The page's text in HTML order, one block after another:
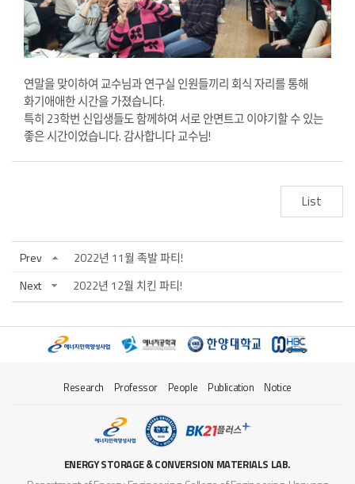
연말을 맞이하여 교수님과 연구실 인원들끼리 회식 자리를 통해
화기애애한 시간을 가졌습니다.
특히 23학번 신입생들도 함께하여 서로 안면트고 이야기할 수 있는
좋은 시간이었습니다. 감사합니다 교수님!
List
Prev
2022년 11월 족발 파티!
Next
2022년 12월 치킨 파티!
Research Professor People Publication Notice
ENERGY STORAGE & CONVERSION MATERIALS LAB.